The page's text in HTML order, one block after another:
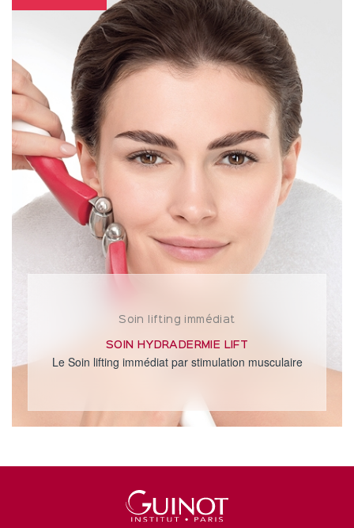
Soin lifting immédiat
SOIN HYDRADERMIE LIFT
Le Soin lifting immédiat par stimulation musculaire